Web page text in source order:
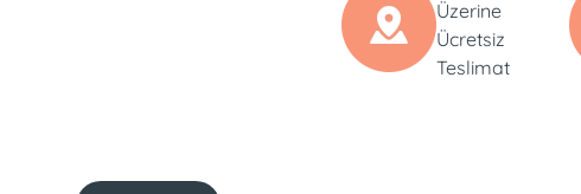
Üzerine
Ücretsiz
Teslimat